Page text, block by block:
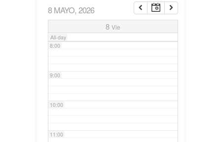
8 MAYO, 2026
8 Vie
All-day
7:00
8:00
9:00
10:00
11:00